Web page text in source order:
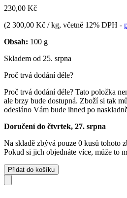
230,00 Kč
(2 300,00 Kč / kg, včetně 12% DPH -
Obsah: 100 g
Skladem od 25. srpna
Proč trvá dodání déle?
Proč trvá dodání déle? Tato položka
ale brzy bude dostupná. Zboží si tak
odesláno Vám bude ihned po
Doručení do čtvrtek, 27. srpna
Na skladě zbývá pouze 0 kusů tohoto
Pokud si jich objednáte více, může to
Přidat do košíku